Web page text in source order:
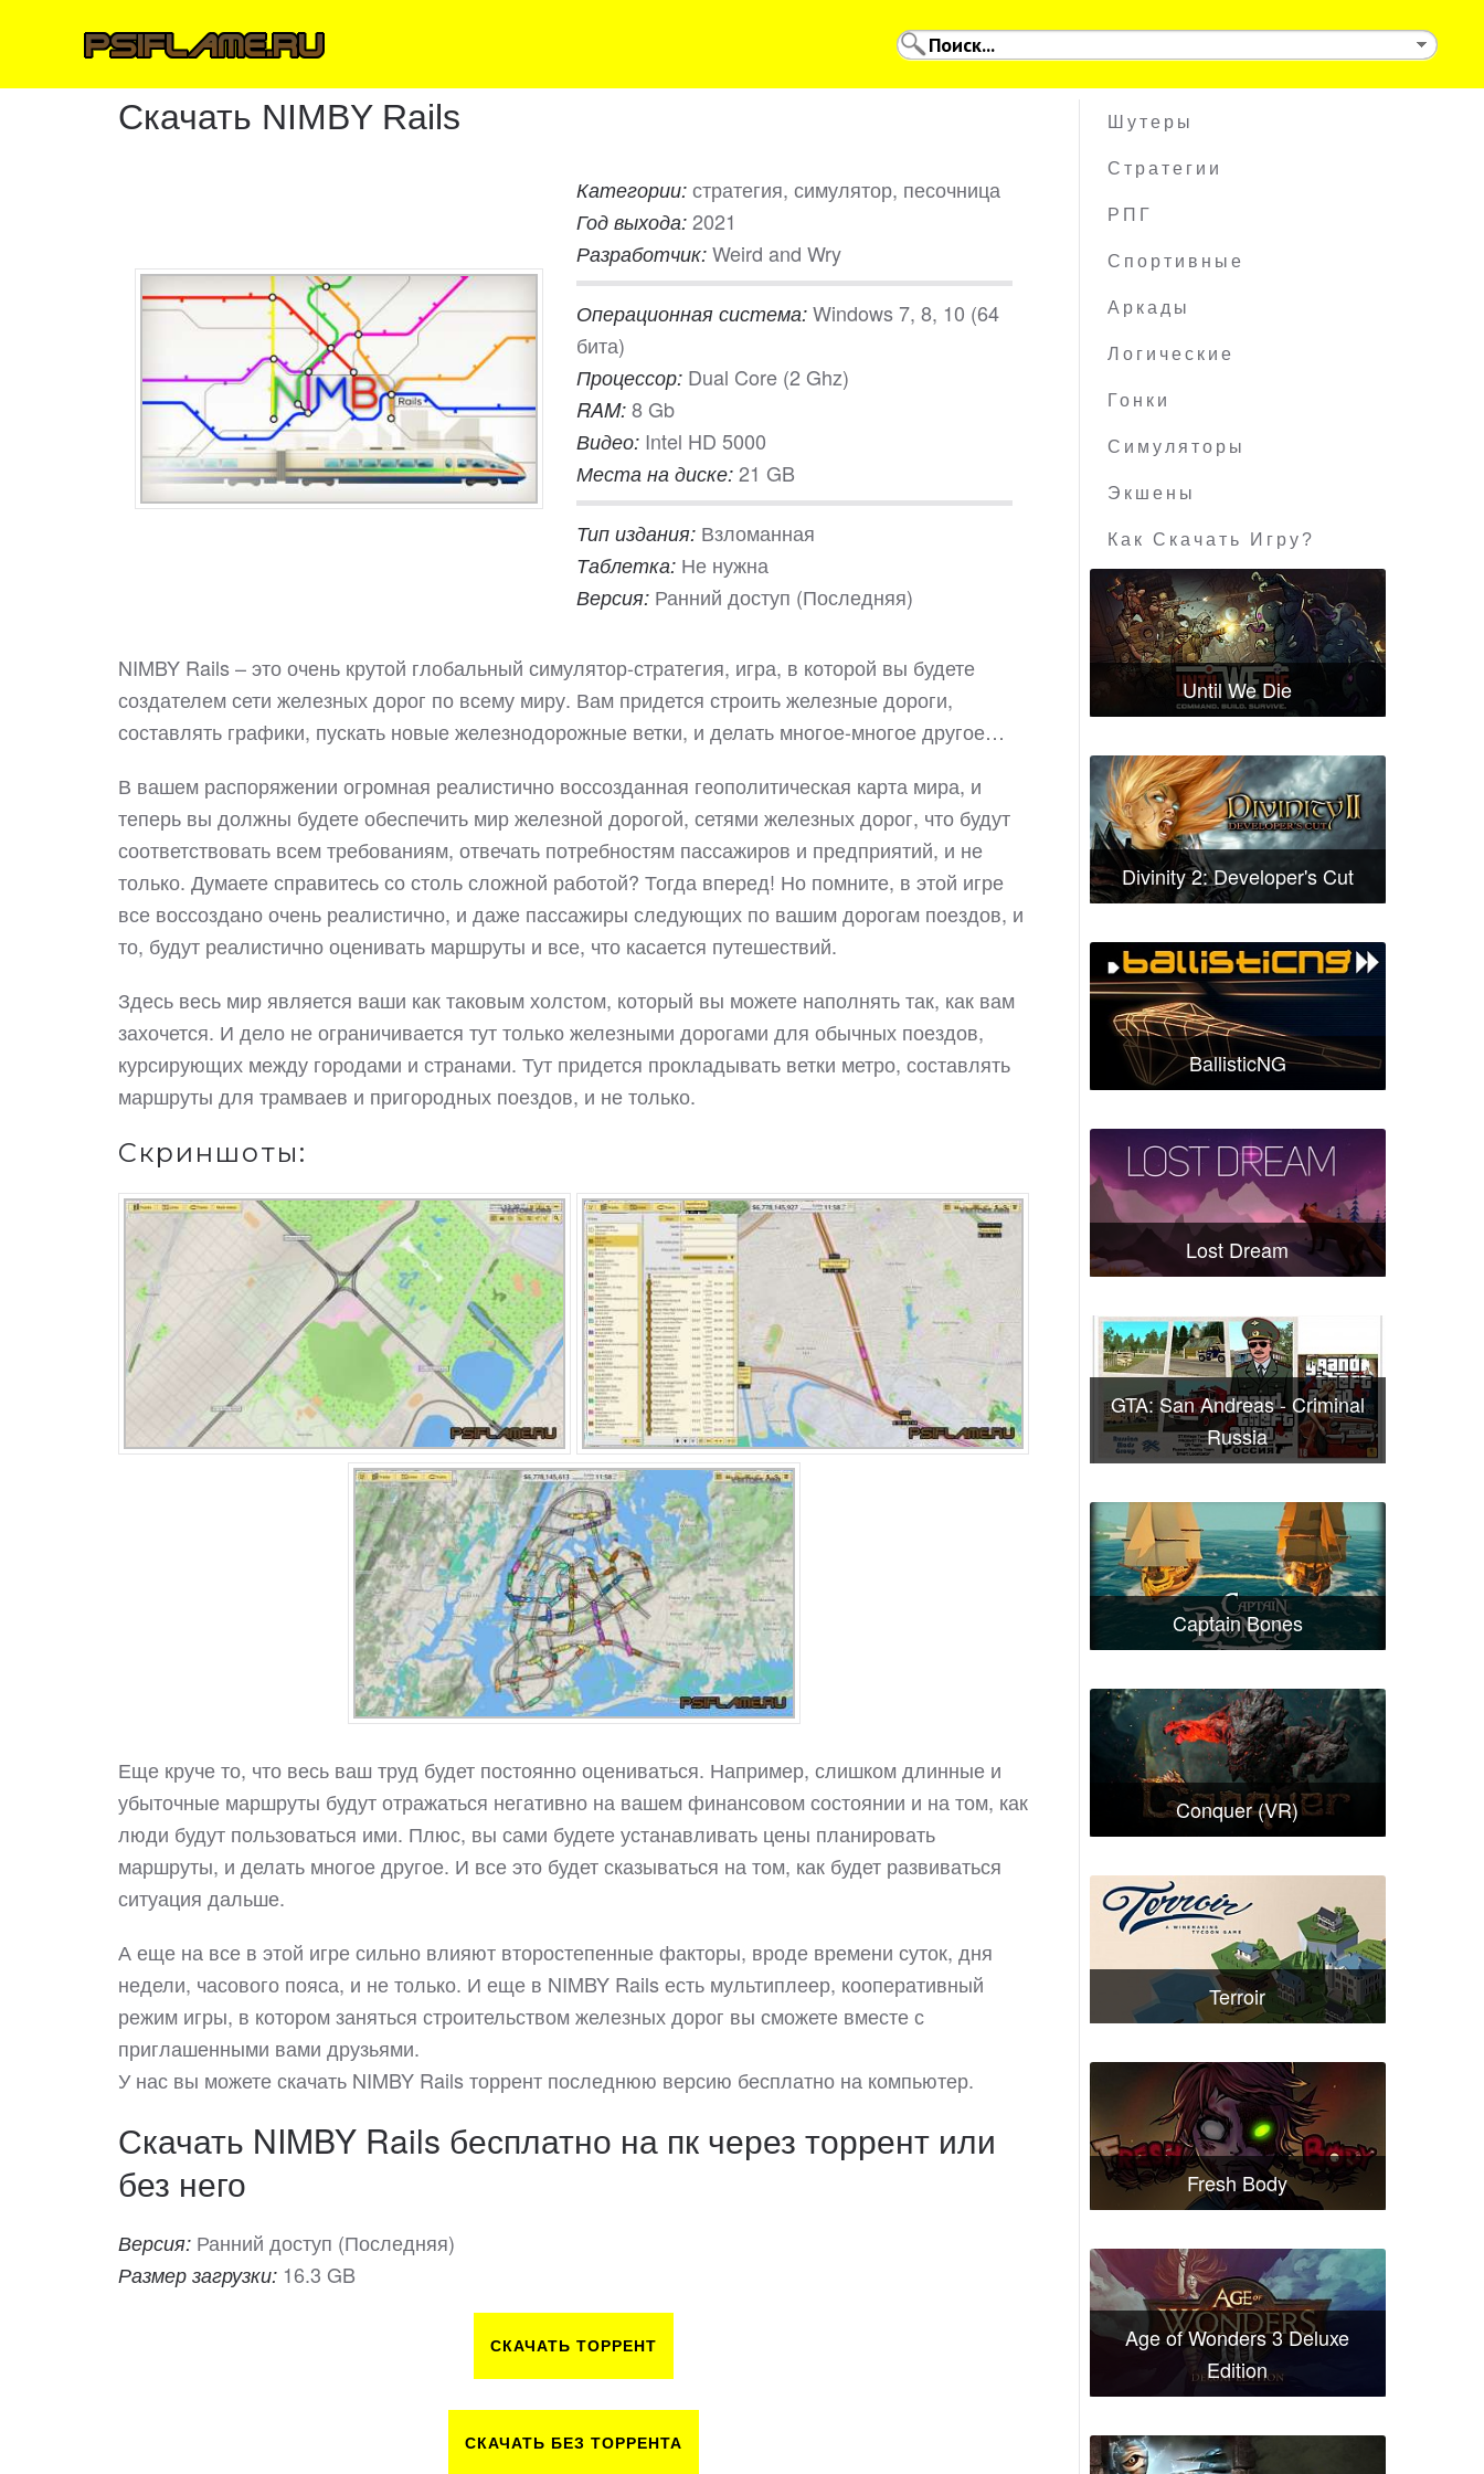
Скачать NIMBY Rails
Категории: стратегия, симулятор, песочница
Год выхода: 2021
Разработчик: Weird and Wry
Операционная система: Windows 7, 8, 10 (64
бита)
Процессор: Dual Core (2 Ghz)
RAM: 8 Gb
Видео: Intel HD 5000
Места на диске: 21 GB
Тип издания: Взломанная
Таблетка: Не нужна
Версия: Ранний доступ (Последняя)
NIMBY Rails – это очень крутой глобальный симулятор-стратегия, игра, в которой вы будете
создателем сети железных дорог по всему миру. Вам придется строить железные дороги,
составлять графики, пускать новые железнодорожные ветки, и делать многое-многое другое…
В вашем распоряжении огромная реалистично воссозданная геополитическая карта мира, и
теперь вы должны будете обеспечить мир железной дорогой, сетями железных дорог, что будут
соответствовать всем требованиям, отвечать потребностям пассажиров и предприятий, и не
только. Думаете справитесь со столь сложной работой? Тогда вперед! Но помните, в этой игре
все воссоздано очень реалистично, и даже пассажиры следующих по вашим дорогам поездов, и
то, будут реалистично оценивать маршруты и все, что касается путешествий.
Здесь весь мир является ваши как таковым холстом, который вы можете наполнять так, как вам
захочется. И дело не ограничивается тут только железными дорогами для обычных поездов,
курсирующих между городами и странами. Тут придется прокладывать ветки метро, составлять
маршруты для трамваев и пригородных поездов, и не только.
Скриншоты:
Еще круче то, что весь ваш труд будет постоянно оцениваться. Например, слишком длинные и
убыточные маршруты будут отражаться негативно на вашем финансовом состоянии и на том, как
люди будут пользоваться ими. Плюс, вы сами будете устанавливать цены планировать
маршруты, и делать многое другое. И все это будет сказываться на том, как будет развиваться
ситуация дальше.
А еще на все в этой игре сильно влияют второстепенные факторы, вроде времени суток, дня
недели, часового пояса, и не только. И еще в NIMBY Rails есть мультиплеер, кооперативный
режим игры, в котором заняться строительством железных дорог вы сможете вместе с
приглашенными вами друзьями.
У нас вы можете скачать NIMBY Rails торрент последнюю версию бесплатно на компьютер.
Скачать NIMBY Rails бесплатно на пк через торрент или
без него
Версия: Ранний доступ (Последняя)
Размер загрузки: 16.3 GB
СКАЧАТЬ ТОРРЕНТ
СКАЧАТЬ БЕЗ ТОРРЕНТА
Шутеры
Стратегии
РПГ
Спортивные
Аркады
Логические
Гонки
Симуляторы
Экшены
Как Скачать Игру?
Until We Die
Divinity 2: Developer's Cut
BallisticNG
Lost Dream
GTA: San Andreas - Criminal
Russia
Captain Bones
Conquer (VR)
Terroir
Fresh Body
Age of Wonders 3 Deluxe
Edition